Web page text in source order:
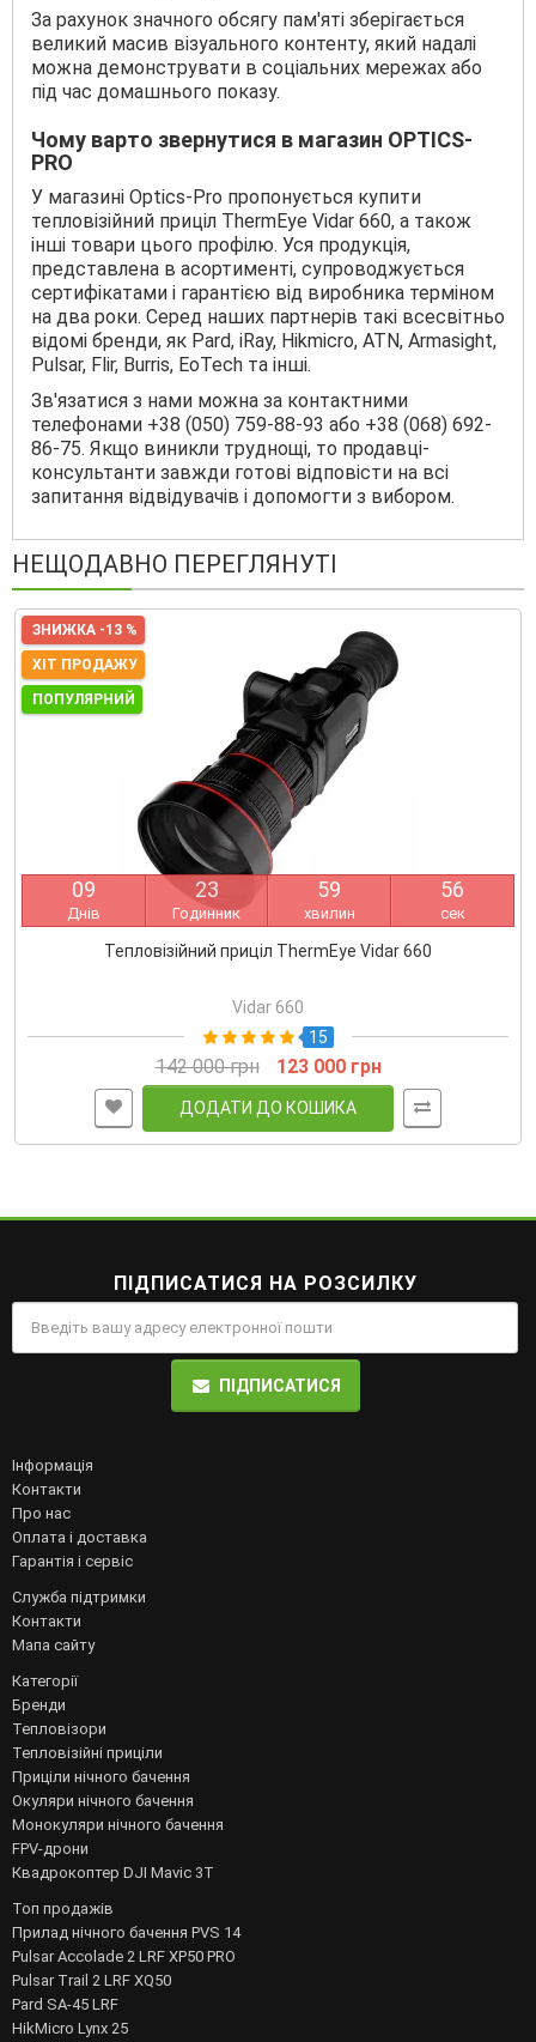
За рахунок значного обсягу пам'яті зберігається
великий масив візуального контенту, який надалі
можна демонструвати в соціальних мережах або
під час домашнього показу.
Чому варто звернутися в магазин OPTICS-
PRO
У магазині Optics-Pro пропонується купити
тепловізійний приціл ThermEye Vidar 660, а також
інші товари цього профілю. Уся продукція,
представлена в асортименті, супроводжується
сертифікатами і гарантією від виробника терміном
на два роки. Серед наших партнерів такі всесвітньо
відомі бренди, як Pard, iRay, Hikmicro, ATN, Armasight,
Pulsar, Flir, Burris, EoTech та інші.
Зв'язатися з нами можна за контактними
телефонами +38 (050) 759-88-93 або +38 (068) 692-
86-75. Якщо виникли труднощі, то продавці-
консультанти завжди готові відповісти на всі
запитання відвідувачів і допомогти з вибором.
НЕЩОДАВНО ПЕРЕГЛЯНУТІ
ЗНИЖКА -13 %
ХІТ ПРОДАЖУ
ПОПУЛЯРНИЙ
09
Днів
23
Годинник
59
хвилин
55
сек
Тепловізійний приціл ThermEye Vidar 660
Vidar 660
15
142 000 грн 123 000 грн
ДОДАТИ ДО КОШИКА
ПІДПИСАТИСЯ НА РОЗСИЛКУ
ПІДПИСАТИСЯ
Інформація
Контакти
Про нас
Оплата і доставка
Гарантія і сервіс
Служба підтримки
Контакти
Мапа сайту
Категорії
Бренди
Тепловізори
Тепловізійні приціли
Приціли нічного бачення
Окуляри нічного бачення
Монокуляри нічного бачення
FPV-дрони
Квадрокоптер DJI Mavic 3T
Топ продажів
Прилад нічного бачення PVS 14
Pulsar Accolade 2 LRF XP50 PRO
Pulsar Trail 2 LRF XQ50
Pard SA-45 LRF
HikMicro Lynx 25